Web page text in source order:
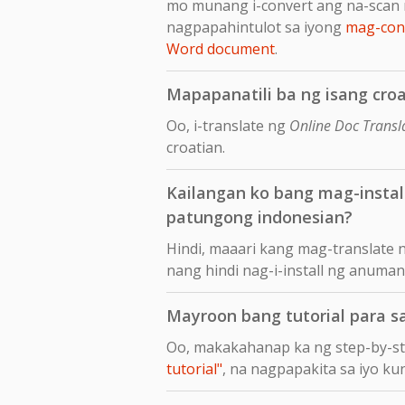
mo munang i-convert ang na-
nagpapahintulot sa iyong mag-
Word document.
Mapapanatili ba ng isang
Oo, i-translate ng Online Doc
croatian.
Kailangan ko bang mag-
patungong indonesian?
Hindi, maaari kang mag-translate
nang hindi nag-i-install ng
Mayroon bang tutorial para
Oo, makakahanap ka ng step-by-
tutorial", na nagpapakita sa iyo